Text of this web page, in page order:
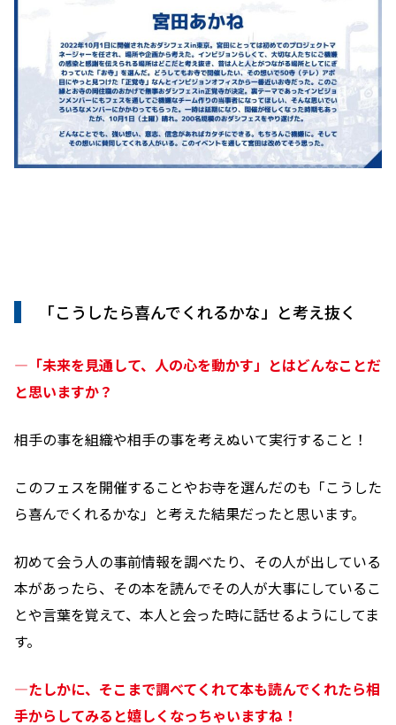
「こうしたら喜んでくれるかな」と考え抜く
―「未来を見通して、人の心を動かす」とはどんなことだ
と思いますか？
相手の事を組織や相手の事を考えぬいて実行すること！
このフェスを開催することやお寺を選んだのも「こうした
ら喜んでくれるかな」と考えた結果だったと思います。
初めて会う人の事前情報を調べたり、その人が出している
本があったら、その本を読んでその人が大事にしているこ
とや言葉を覚えて、本人と会った時に話せるようにしてま
す。
―たしかに、そこまで調べてくれて本も読んでくれたら相
手からしてみると嬉しくなっちゃいますね！